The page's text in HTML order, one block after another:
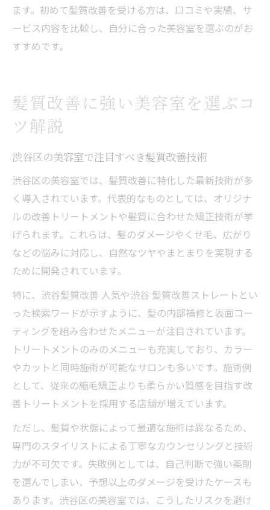
ます。初めて髪質改善を受ける方は、口コミや実績、サ
ービス内容を比較し、自分に合った美容室を選ぶのがお
すすめです。
髪質改善に強い美容室を選ぶコ
ツ解説
渋谷区の美容室で注目すべき髪質改善技術
渋谷区の美容室では、髪質改善に特化した最新技術が多
く導入されています。代表的なものとしては、オリジナ
ルの改善トリートメントや髪質に合わせた矯正技術が挙
げられます。これらは、髪のダメージやくせ毛、広がり
などの悩みに対応し、自然なツヤやまとまりを実現する
ために開発されています。
特に、渋谷髪質改善 人気や渋谷 髪質改善ストレートとい
った検索ワードが示すように、髪の内部補修と表面コー
ティングを組み合わせたメニューが注目されています。
トリートメントのみのメニューも充実しており、カラー
やカットと同時施術が可能なサロンも多いです。施術例
として、従来の縮毛矯正よりも柔らかい質感を目指す改
善トリートメントを採用する店舗が増えています。
ただし、髪質や状態によって最適な施術は異なるため、
専門のスタイリストによる丁寧なカウンセリングと技術
力が不可欠です。失敗例としては、自己判断で強い薬剤
を選んでしまい、予想以上のダメージを受けたケースも
あります。渋谷区の美容室では、こうしたリスクを避け